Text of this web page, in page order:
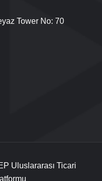
Tower No: 70
Uluslararası Ticari